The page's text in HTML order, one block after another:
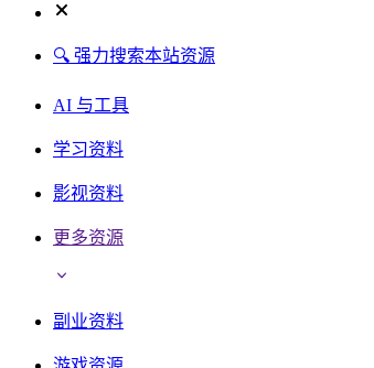
🔍 强力搜索本站资源
AI 与工具
学习资料
影视资料
更多资源
副业资料